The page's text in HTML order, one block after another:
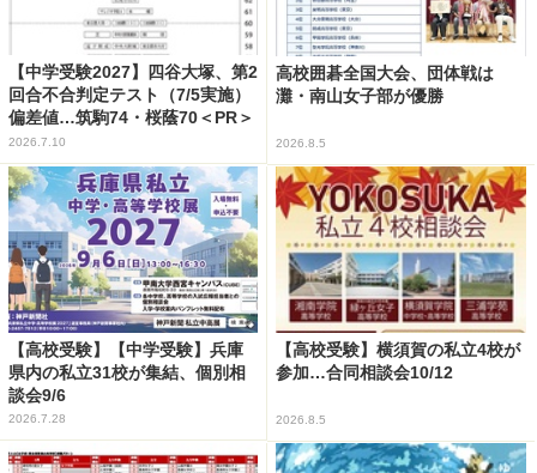
【中学受験2027】四谷大塚、第2
回合不合判定テスト（7/5実施）
偏差値…筑駒74・桜蔭70＜PR＞
2026.7.10
高校囲碁全国大会、団体戦は
灘・南山女子部が優勝
2026.8.5
【高校受験】【中学受験】兵庫
県内の私立31校が集結、個別相
談会9/6
2026.7.28
【高校受験】横須賀の私立4校が
参加…合同相談会10/12
2026.8.5